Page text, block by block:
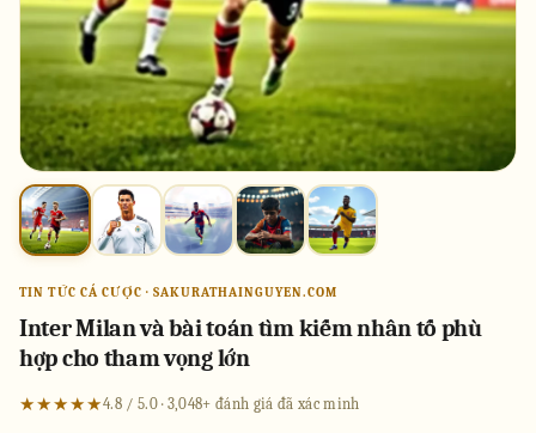
TIN TỨC CÁ CƯỢC · SAKURATHAINGUYEN.COM
Inter Milan và bài toán tìm kiếm nhân tố phù
hợp cho tham vọng lớn
★★★★★4.8 / 5.0 · 3,048+ đánh giá đã xác minh